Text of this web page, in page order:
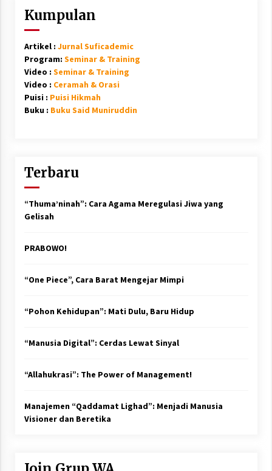
Kumpulan
Artikel : Jurnal Suficademic
Program: Seminar & Training
Video : Seminar & Training
Video : Ceramah & Orasi
Puisi : Puisi Hikmah
Buku : Buku Said Muniruddin
Terbaru
“Thuma’ninah”: Cara Agama Meregulasi Jiwa yang
Gelisah
PRABOWO!
“One Piece”, Cara Barat Mengejar Mimpi
“Pohon Kehidupan”: Mati Dulu, Baru Hidup
“Manusia Digital”: Cerdas Lewat Sinyal
“Allahukrasi”: The Power of Management!
Manajemen “Qaddamat Lighad”: Menjadi Manusia
Visioner dan Beretika